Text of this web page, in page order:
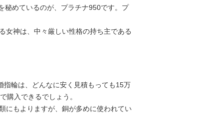
秘めているのが、プラチナ950です。プ
女神は、中々厳しい性格の持ち主である
輪は、どんなに安く見積もっても15万
購入できるでしょう。
にもよりますが、銅が多めに使われてい